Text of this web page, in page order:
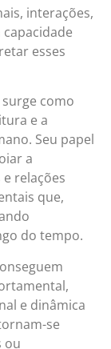
interações,
esses
como
e a
Seu papel
a
relações
que,
do tempo.
e dinâmica
se
ou